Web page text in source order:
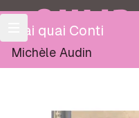
OULIPO
Mai quai Conti
Michèle Audin